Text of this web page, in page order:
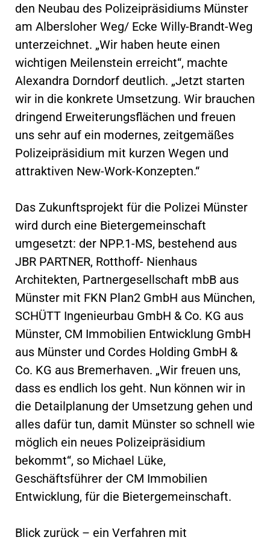
den Neubau des Polizeipräsidiums Münster
am Albersloher Weg/ Ecke Willy-Brandt-Weg
unterzeichnet. „Wir haben heute einen
wichtigen Meilenstein erreicht“, machte
Alexandra Dorndorf deutlich. „Jetzt starten
wir in die konkrete Umsetzung. Wir brauchen
dringend Erweiterungsflächen und freuen
uns sehr auf ein modernes, zeitgemäßes
Polizeipräsidium mit kurzen Wegen und
attraktiven New-Work-Konzepten.“
Das Zukunftsprojekt für die Polizei Münster
wird durch eine Bietergemeinschaft
umgesetzt: der NPP.1-MS, bestehend aus
JBR PARTNER, Rotthoff- Nienhaus
Architekten, Partnergesellschaft mbB aus
Münster mit FKN Plan2 GmbH aus München,
SCHÜTT Ingenieurbau GmbH & Co. KG aus
Münster, CM Immobilien Entwicklung GmbH
aus Münster und Cordes Holding GmbH &
Co. KG aus Bremerhaven. „Wir freuen uns,
dass es endlich los geht. Nun können wir in
die Detailplanung der Umsetzung gehen und
alles dafür tun, damit Münster so schnell wie
möglich ein neues Polizeipräsidium
bekommt“, so Michael Lüke,
Geschäftsführer der CM Immobilien
Entwicklung, für die Bietergemeinschaft.
Blick zurück – ein Verfahren mit